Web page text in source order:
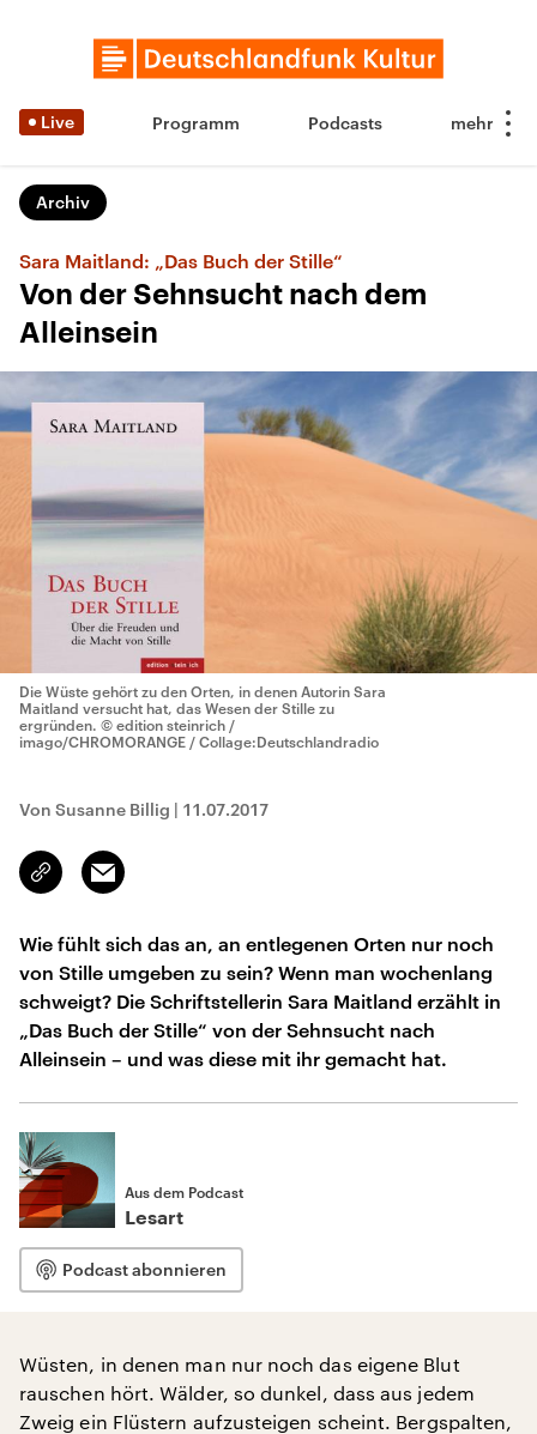
Live Programm Podcasts
Archiv
Sara Maitland: „Das Buch der Stille“
Von der Sehnsucht nach dem
Alleinsein
Die Wüste gehört zu den Orten, in denen Autorin Sara
Maitland versucht hat, das Wesen der Stille zu
ergründen. © edition steinrich /
imago/CHROMORANGE / Collage:Deutschlandradio
Von Susanne Billig | 11.07.2017
Link
kopieren/teilen
Email
Wie fühlt sich das an, an entlegenen Orten nur noch
von Stille umgeben zu sein? Wenn man wochenlang
schweigt? Die Schriftstellerin Sara Maitland erzählt in
„Das Buch der Stille“ von der Sehnsucht nach
Alleinsein – und was diese mit ihr gemacht hat.
Aus dem Podcast
Lesart
Podcast abonnieren
Wüsten, in denen man nur noch das eigene Blut
rauschen hört. Wälder, so dunkel, dass aus jedem
Zweig ein Flüstern aufzusteigen scheint. Bergspalten,